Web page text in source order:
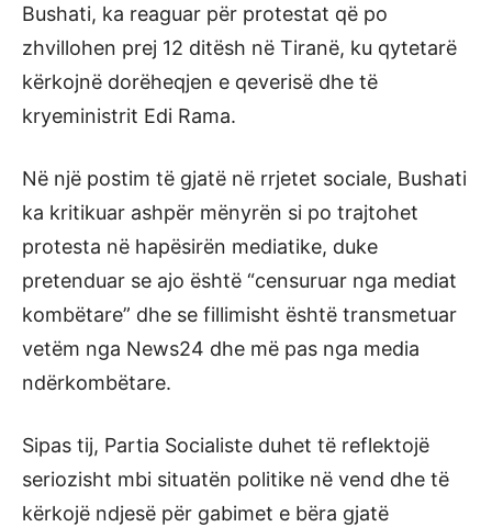
Bushati, ka reaguar për protestat që po
zhvillohen prej 12 ditësh në Tiranë, ku qytetarë
kërkojnë dorëheqjen e qeverisë dhe të
kryeministrit Edi Rama.
Në një postim të gjatë në rrjetet sociale, Bushati
ka kritikuar ashpër mënyrën si po trajtohet
protesta në hapësirën mediatike, duke
pretenduar se ajo është “censuruar nga mediat
kombëtare” dhe se fillimisht është transmetuar
vetëm nga News24 dhe më pas nga media
ndërkombëtare.
Sipas tij, Partia Socialiste duhet të reflektojë
seriozisht mbi situatën politike në vend dhe të
kërkojë ndjesë për gabimet e bëra gjatë